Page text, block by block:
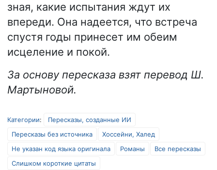
зная, какие испытания ждут их
впереди. Она надеется, что встреча
спустя годы принесет им обеим
исцеление и покой.
За основу пересказа взят перевод Ш.
Мартыновой.
Категории:
Пересказы, созданные ИИ
Пересказы без источника
Хоссейни, Халед
Не указан код языка оригинала
Романы
Все пересказы
Слишком короткие цитаты